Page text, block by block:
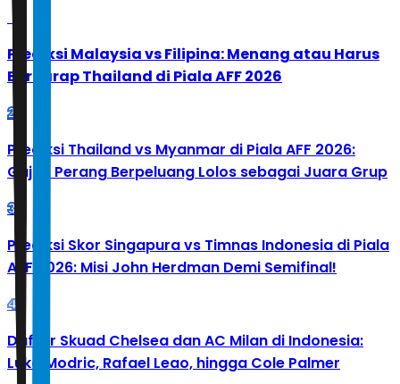
1
Prediksi Malaysia vs Filipina: Menang atau Harus
Berharap Thailand di Piala AFF 2026
2
Prediksi Thailand vs Myanmar di Piala AFF 2026:
Gajah Perang Berpeluang Lolos sebagai Juara Grup
3
Prediksi Skor Singapura vs Timnas Indonesia di Piala
AFF 2026: Misi John Herdman Demi Semifinal!
4
Daftar Skuad Chelsea dan AC Milan di Indonesia:
Luka Modric, Rafael Leao, hingga Cole Palmer